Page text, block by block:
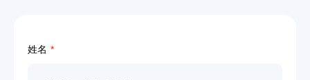
姓名 *